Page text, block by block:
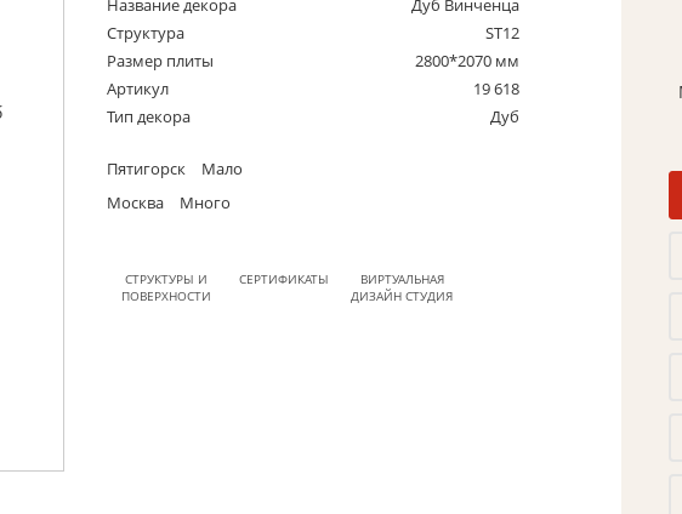
Название декора
Дуб Винченца
Структура
ST12
Размер плиты
2800*2070 мм
Артикул
19 618
Тип декора
Дуб
Пятигорск
Мало
Москва
Много
СТРУКТУРЫ И
ПОВЕРХНОСТИ
СЕРТИФИКАТЫ
ВИРТУАЛЬНАЯ
ДИЗАЙН СТУДИЯ